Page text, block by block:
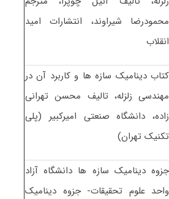
محمودرضا شیراوند، انتشارات امید
انقلاب
کتاب دینامیک سازه ها و کاربرد آن در
مهندسی زلزله، تالیف محسن تهرانی
زاده، دانشگاه صنعتی امیرکبیر (پلی
تکنیک تهران)
جزوه دینامیک سازه ها دانشگاه آزاد
واحد علوم تحقیقات- جزوه دینامیک